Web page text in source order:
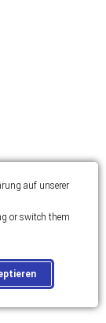
auf unserer
or switch them